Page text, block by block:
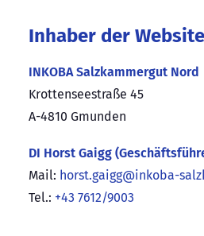
Inhaber der
INKOBA Salzkammergut Nord
Krottenseestraße 45
A-4810 Gmunden
DI Horst Gaigg
Mail: horst.gaigg@inkoba-
Tel.: +43 7612/9003